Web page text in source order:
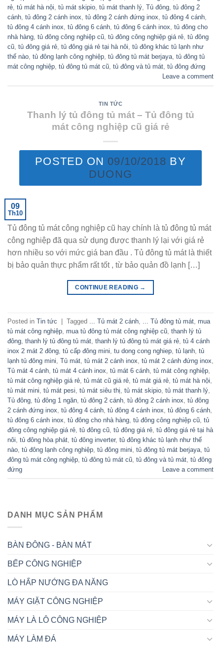
rẻ, tủ mát hà nội, tủ mát skipio, tủ mát thanh lý, Tủ đông, tủ đông 2
cánh, tủ đông 2 cánh inox, tủ đông 2 cánh đứng inox, tủ đông 4 cánh,
tủ đông 4 cánh inox, tủ đông 6 cánh, tủ đông 6 cánh inox, tủ đông cho
nhà hàng, tủ đông công nghiệp cũ, tủ đông công nghiệp giá rẻ, tủ đông
cũ, tủ đông giá rẻ, tủ đông giá rẻ tại hà nôi, tủ đông khác tủ lạnh như
thế nào, tủ đông lạnh công nghiệp, tủ đông tủ mát berjaya, tủ đông tủ
mát công nghiệp, tủ đông tủ mát cũ, tủ đông và tủ mát, tủ đông đứng
Leave a comment
TIN TỨC
Thanh lý tủ đông tủ mát – Tủ đông tủ
mát công nghiệp cũ giá rẻ
POSTED ON 09/10/2018 BY
DUONG
09
Th10
Tủ đông tủ mát công nghiệp cũ hay chính là tủ đông tủ mát
công nghiệp đã qua sử dụng được thanh lý lại với giá rẻ
hơn nhiều so với mức giá ban đầu . Tủ đông tủ mát là thiết
bị bảo quản thực phẩm rất tốt , từ bảo quản đồ lạnh […]
CONTINUE READING →
Posted in Tin tức Tagged ... Tủ mát 2 cánh ... Tủ đông tủ mát mua
tủ mát công nghiệp mua tủ đông tủ mát công nghiệp cũ thanh lý tủ
đông thanh lý tủ đông tủ mát thanh lý tủ đông tủ mát giá rẻ tủ 4 cánh
inox 2 mát 2 đông tủ cấp đông mini tu dong cong nghiep tủ lạnh tủ
lạnh tủ đông mini Tủ mát tủ mát 2 cánh inox tủ mát 2 cánh đứng inox
Tủ mát 4 cánh tủ mát 4 cánh inox tủ mát 6 cánh tủ mát công nghiệp
tủ mát công nghiệp giá rẻ tủ mát cũ giá rẻ tủ mát giá rẻ tủ mát hà nội
tủ mát mini tủ mát pesi tủ mát siêu thị tủ mát skipio tủ mát thanh lý
Tủ đông tủ đông 1 ngăn tủ đông 2 cánh tủ đông 2 cánh inox tủ đông
2 cánh đứng inox tủ đông 4 cánh tủ đông 4 cánh inox tủ đông 6 cánh
tủ đông 6 cánh inox tủ đông cho nhà hàng tủ đông công nghiệp cũ tủ
đông công nghiệp giá rẻ tủ đông cũ tủ đông giá rẻ tủ đông giá rẻ tại hà
nôi tủ đông hòa phát tủ đông inverter, tủ đông khác tủ lạnh như thế
nào tủ đông lạnh công nghiệp tủ đông mini tủ đông tủ mát berjaya tủ
đông tủ mát công nghiệp tủ đông tủ mát cũ tủ đông và tủ mát tủ đông
đứng
Leave a comment
DANH MỤC SẢN PHẨM
BÀN ĐÔNG - BÀN MÁT
BẾP CÔNG NGHIỆP
LÒ HẤP NƯỚNG ĐA NĂNG
MÁY GIẶT CÔNG NGHIỆP
MÁY LÀ LÔ CÔNG NGHIỆP
MÁY LÀM ĐÁ